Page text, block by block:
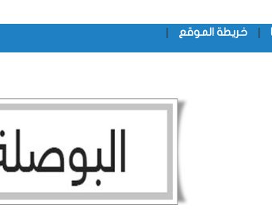
| خريطة الموقع |